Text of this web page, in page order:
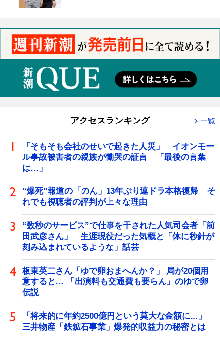
アクセスランキング 一覧
「そもそも会社のせいで起きた人災」 イオンモー
ル事故被害者の親族が慟哭の証言 「最後の言葉
は…」
“爆死”報道の「のん」13年ぶり連ドラ本格復帰 そ
れでも視聴者の評判が上々な理由
“数秒のサービス”で仕事を干された人気司会者「前
田武彦さん」 生涯現役だった気概と「体に秒針が
刻み込まれているような」話芸
板東英二さん「ゆで卵おまへんか？」 局が20個用
意すると… 「出演料も交通費も要らん」のゆで卵
伝説
「将来的に年約2500億円という莫大な金額に…」
三井物産「鉄鉱石事業」爆発的収益力の秘密とは